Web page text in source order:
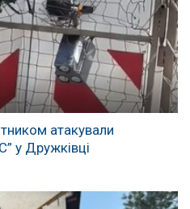
атакували
у Дружківці